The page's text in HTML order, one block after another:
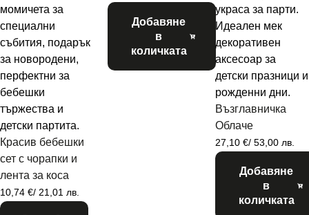
Красив бебешки
сет с чорапки и
лента за коса
10,74 €/ 21,01 лв.
Добавяне
в
количката
Възглавничка
Облаче
27,10 €/ 53,00 лв.
Добавяне
в
количката